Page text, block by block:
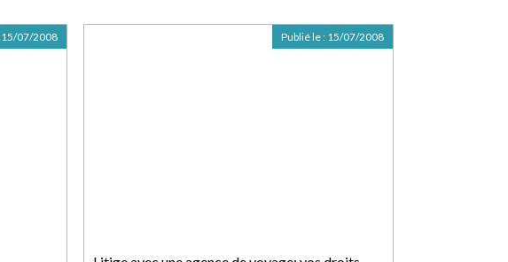
15/07/2008 Publié le : 15/07/2008